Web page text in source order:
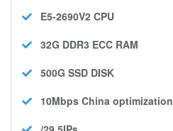
E5-2690V2 CPU
32G DDR3 ECC RAM
500G SSD DISK
10Mbps China optimization